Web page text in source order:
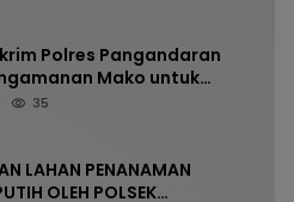
Polres Pangandaran
Mako untuk
Personel
35
LAHAN PENANAMAN
OLEH POLSEK